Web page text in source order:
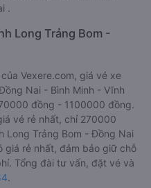
.
Long Trảng Bom -
Vexere.com, giá vé xe
Nai - Bình Minh - Vĩnh
đồng - 1100000 đồng.
vé rẻ nhất, chỉ 270000
Long Trảng Bom - Đồng Nai
giá rẻ nhất, đảm bảo giữ chỗ
Tổng đài tư vấn, đặt vé và
.